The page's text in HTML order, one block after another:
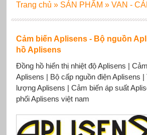
Cảm biến Aplisens - Bộ nguồn
hồ Aplisens
Đồng hồ hiển thị nhiệt độ Aplisens |
Aplisens | Bộ cấp nguồn điện Aplisens |
lượng Aplisens | Cảm biến áp suất
phối Aplisens việt nam
Trang chủ » SẢN PHẨM » VAN -